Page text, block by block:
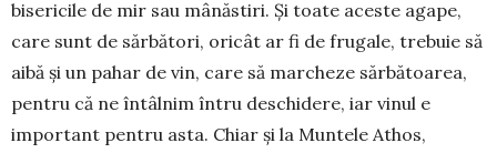
bisericile de mir sau mânăstiri. Și toate aceste aga­pe,
care sunt de săr­bători, oricât ar fi de fru­gale, trebuie să
aibă și un pahar de vin, care să marche­ze sărbă­toa­rea,
pen­tru că ne întâlnim întru deschidere, iar vinul e
important pentru asta. Chiar și la Muntele Athos,